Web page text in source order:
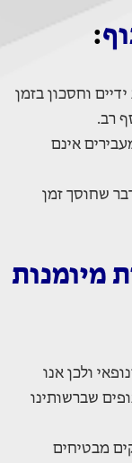
:
וחסכון בזמן
רב.
אינם
שחוסך זמן
מיומנות
ולכן אנו
שברשותינו
מבטיחים